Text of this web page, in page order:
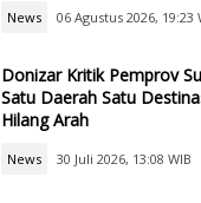
News 06 Agustus 2026, 19:23
Donizar Kritik Pemprov
Satu Daerah Satu
Hilang Arah
News 30 Juli 2026, 13:08 WIB